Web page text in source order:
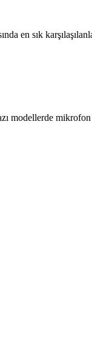
en sık
modellerde